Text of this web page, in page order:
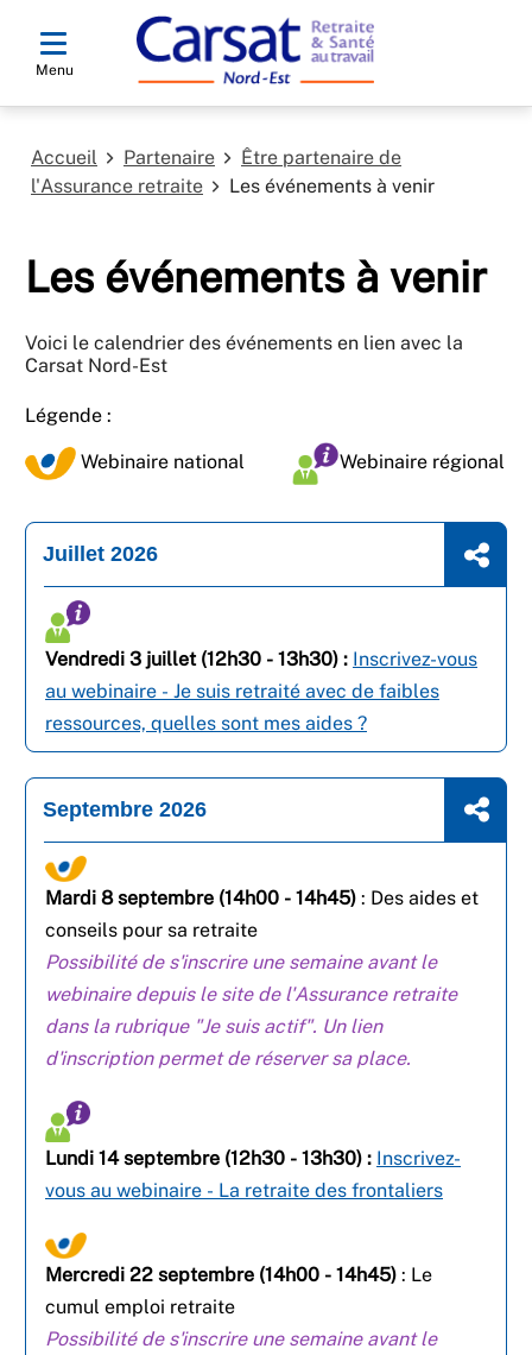
Menu
Accueil Partenaire
Être partenaire de
l'Assurance retraite
Les événements à venir
Les événements à venir
Voici le calendrier des événements en lien avec la
Carsat Nord-Est
Légende :
Webinaire national Webinaire régional
Juillet 2026
Vendredi 3 juillet (12h30 - 13h30) : Inscrivez-vous
au webinaire - Je suis retraité avec de faibles
ressources, quelles sont mes aides ?
Septembre 2026
Mardi 8 septembre (14h00 - 14h45) : Des aides et
conseils pour sa retraite
Possibilité de s'inscrire une semaine avant le
webinaire depuis le site de l'Assurance retraite
dans la rubrique "Je suis actif". Un lien
d'inscription permet de réserver sa place.
Lundi 14 septembre (12h30 - 13h30) : Inscrivez-
vous au webinaire - La retraite des frontaliers
Mercredi 22 septembre (14h00 - 14h45) : Le
cumul emploi retraite
Possibilité de s'inscrire une semaine avant le